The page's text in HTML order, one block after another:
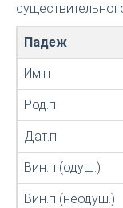
Падеж
Им.п
Род.п
Дат.п
Вин.п (одуш.)
Вин.п (неодуш.)